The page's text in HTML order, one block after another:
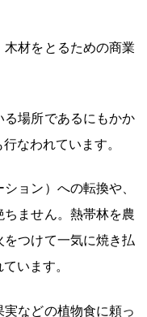
材をとるための商業
場所であるにもかか
なわれています。
ョン）への転換や、
ません。熱帯林を農
をつけて一気に焼き払
います。
などの植物食に頼っ